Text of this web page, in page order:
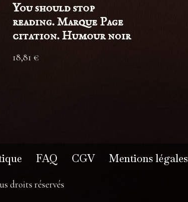
You should stop
reading. Marque Page
citation. Humour noir
18,81 €
FAQ CGV Mentions légales
droits réservés